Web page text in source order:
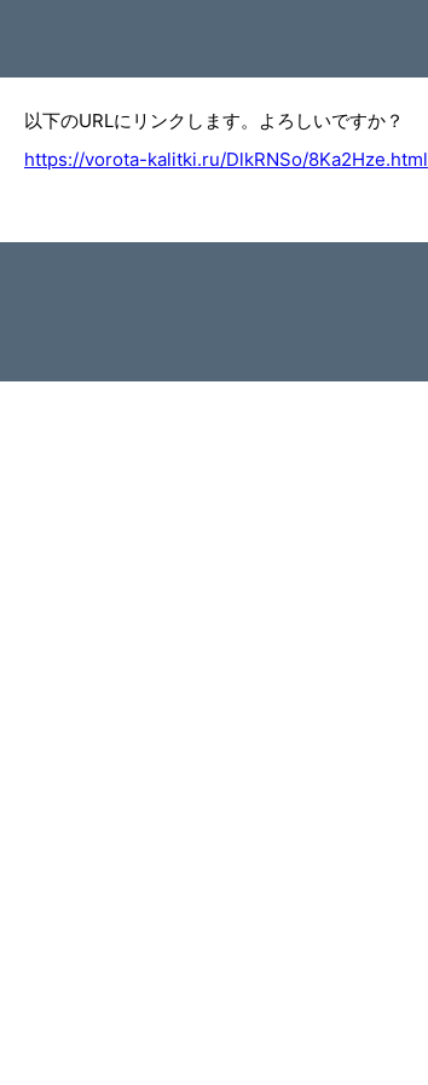
以下のURLにリンクします。よろしいですか？
https://vorota-kalitki.ru/DlkRNSo/8Ka2Hze.html